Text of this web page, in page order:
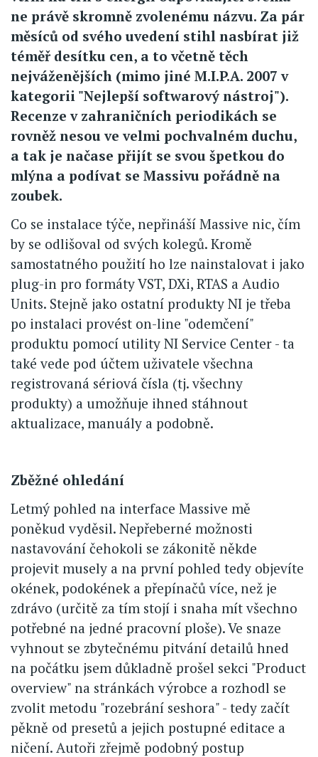
ne právě skromně zvolenému názvu. Za pár
měsíců od svého uvedení stihl nasbírat již
téměř desítku cen, a to včetně těch
nejváženějších (mimo jiné M.I.P.A. 2007 v
kategorii "Nejlepší softwarový nástroj").
Recenze v zahraničních periodikách se
rovněž nesou ve velmi pochvalném duchu,
a tak je načase přijít se svou špetkou do
mlýna a podívat se Massivu pořádně na
zoubek.
Co se instalace týče, nepřináší Massive nic, čím
by se odlišoval od svých kolegů. Kromě
samostatného použití ho lze nainstalovat i jako
plug-in pro formáty VST, DXi, RTAS a Audio
Units. Stejně jako ostatní produkty NI je třeba
po instalaci provést on-line "odemčení"
produktu pomocí utility NI Service Center - ta
také vede pod účtem uživatele všechna
registrovaná sériová čísla (tj. všechny
produkty) a umožňuje ihned stáhnout
aktualizace, manuály a podobně.
Zběžné ohledání
Letmý pohled na interface Massive mě
poněkud vyděsil. Nepřeberné možnosti
nastavování čehokoli se zákonitě někde
projevit musely a na první pohled tedy objevíte
okének, podokének a přepínačů více, než je
zdrávo (určitě za tím stojí i snaha mít všechno
potřebné na jedné pracovní ploše). Ve snaze
vyhnout se zbytečnému pitvání detailů hned
na počátku jsem důkladně prošel sekci "Product
overview" na stránkách výrobce a rozhodl se
zvolit metodu "rozebrání seshora" - tedy začít
pěkně od presetů a jejich postupné editace a
ničení. Autoři zřejmě podobný postup